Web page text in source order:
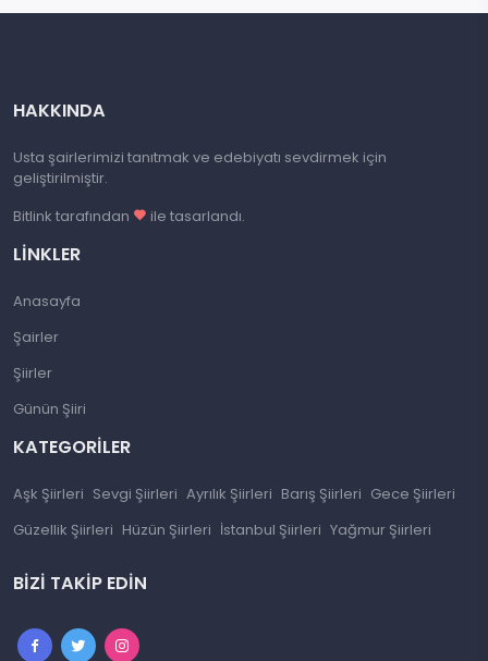
HAKKINDA
Usta şairlerimizi tanıtmak ve edebiyatı sevdirmek için
geliştirilmiştir.
Bitlink tarafından
ile tasarlandı.
LINKLER
Anasayfa
Şairler
Şiirler
Günün Şiiri
KATEGORILER
Aşk Şiirleri Sevgi Şiirleri Ayrılık Şiirleri Barış Şiirleri Gece Şiirleri
Güzellik Şiirleri Hüzün Şiirleri İstanbul Şiirleri Yağmur Şiirleri
BIZI TAKIP EDIN